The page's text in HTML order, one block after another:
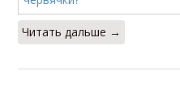
Читать дальше →